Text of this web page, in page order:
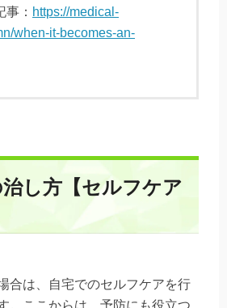
： https://medical-
when-it-becomes-an-
し方【セルフケア
合は、自宅でのセルフケアを行
。ここからは、予防にも役立つ